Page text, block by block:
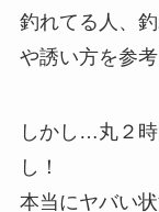
釣れてる人、
や誘い方を参
しかし…丸２
し！
本当にヤバい